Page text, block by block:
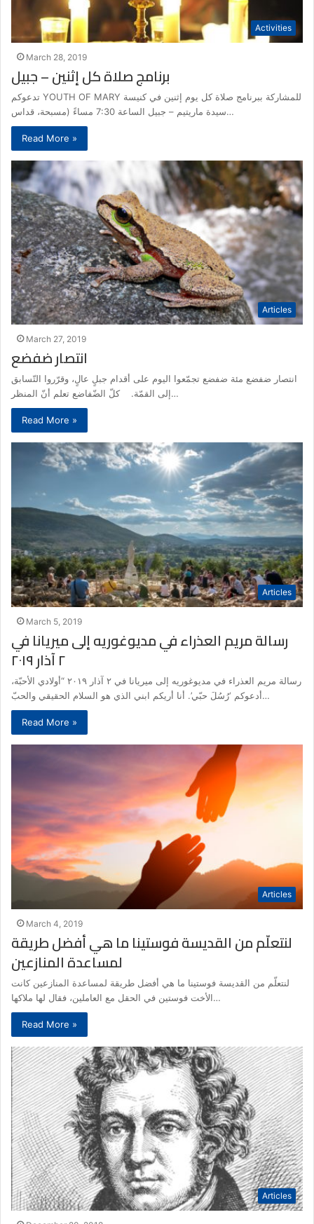
Activities
March 28, 2019
برنامج صلاة كل إثنين – جبيل
تدعوكم YOUTH OF MARY للمشاركة ببرنامج صلاة كل يوم إثنين في كنيسة
سيدة ماريتيم – جبيل الساعة 7:30 مساءً (مسبحة، قداس…
Read More »
Articles
March 27, 2019
انتصار ضفضع
انتصار ضفضع مئة ضفضع تجمّعوا اليوم على أقدام جبلٍ عالٍ، وقرّروا التّسابق
إلى القمّة. كلّ الضّفاضع تعلم أنّ المنظر…
Read More »
Articles
March 5, 2019
رسالة مريم العذراء في مديوغوريه إلى ميريانا في
٢ آذار ٢٠١٩
رسالة مريم العذراء في مديوغوريه إلى ميريانا في ٢ آذار ٢٠١٩ “أولادي الأحبّة،
أدعوكم ‘رُسُلَ حبّي’. أنا أريكم ابني الذي هو السلام الحقيقي والحبّ…
Read More »
Articles
March 4, 2019
لنتعلّم من القديسة فوستينا ما هي أفضل طريقة
لمساعدة المنازعين
لنتعلّم من القديسة فوستينا ما هي أفضل طريقة لمساعدة المنازعين كانت
الأخت فوستين في الحقل مع العاملين، فقال لها ملاكها…
Read More »
Articles